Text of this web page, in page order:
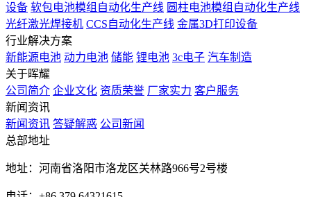
设备 软包电池模组自动化生产线 圆柱电池模组自动化生产线
光纤激光焊接机 CCS自动化生产线 金属3D打印设备
行业解决方案
新能源电池 动力电池 储能 锂电池 3c电子 汽车制造
关于晖耀
公司简介 企业文化 资质荣誉 厂家实力 客户服务
新闻资讯
新闻资讯 答疑解惑 公司新闻
总部地址
地址：河南省洛阳市洛龙区关林路966号2号楼